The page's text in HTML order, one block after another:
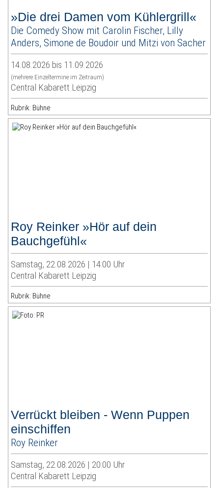
»Die drei Damen vom Kühlergrill«
Die Comedy Show mit Carolin Fischer, Lilly
Anders, Simone de Boudoir und Mitzi von Sacher
14.08.2026 bis 11.09.2026
(mehrere Einzeltermine im Zeitraum)
Central Kabarett Leipzig
Rubrik: Bühne
Roy Reinker »Hör auf dein
Bauchgefühl«
Samstag, 22.08.2026 | 14:00 Uhr
Central Kabarett Leipzig
Rubrik: Bühne
Verrückt bleiben - Wenn Puppen
einschiffen
Roy Reinker
Samstag, 22.08.2026 | 20:00 Uhr
Central Kabarett Leipzig